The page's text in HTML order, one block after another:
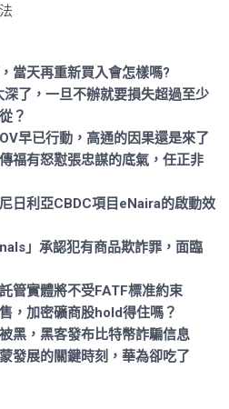
當天再重新買入會怎樣嗎?
了，一旦不辦就要損失超過至少
？
早已行動，高通的因果還是來了
福有怒懟張忠謀的底氣，任正非
日利亞CBDC項目eNaira的啟動效
」承認犯有商品欺詐罪，面臨
管實體將不受FATF標准約束
，加密礦商股hold得住嗎？
黑，黑客發布比特幣詐騙信息
發展的關鍵時刻，華為卻吃了